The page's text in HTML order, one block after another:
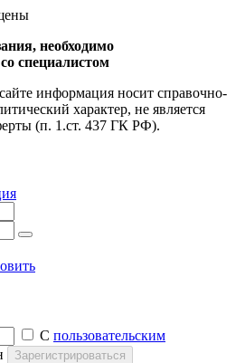
необходимо
специалистом
информация носит справочно-
характер, не является
(п. 1.ст. 437 ГК РФ).
С пользовательским
Зарегистрироваться